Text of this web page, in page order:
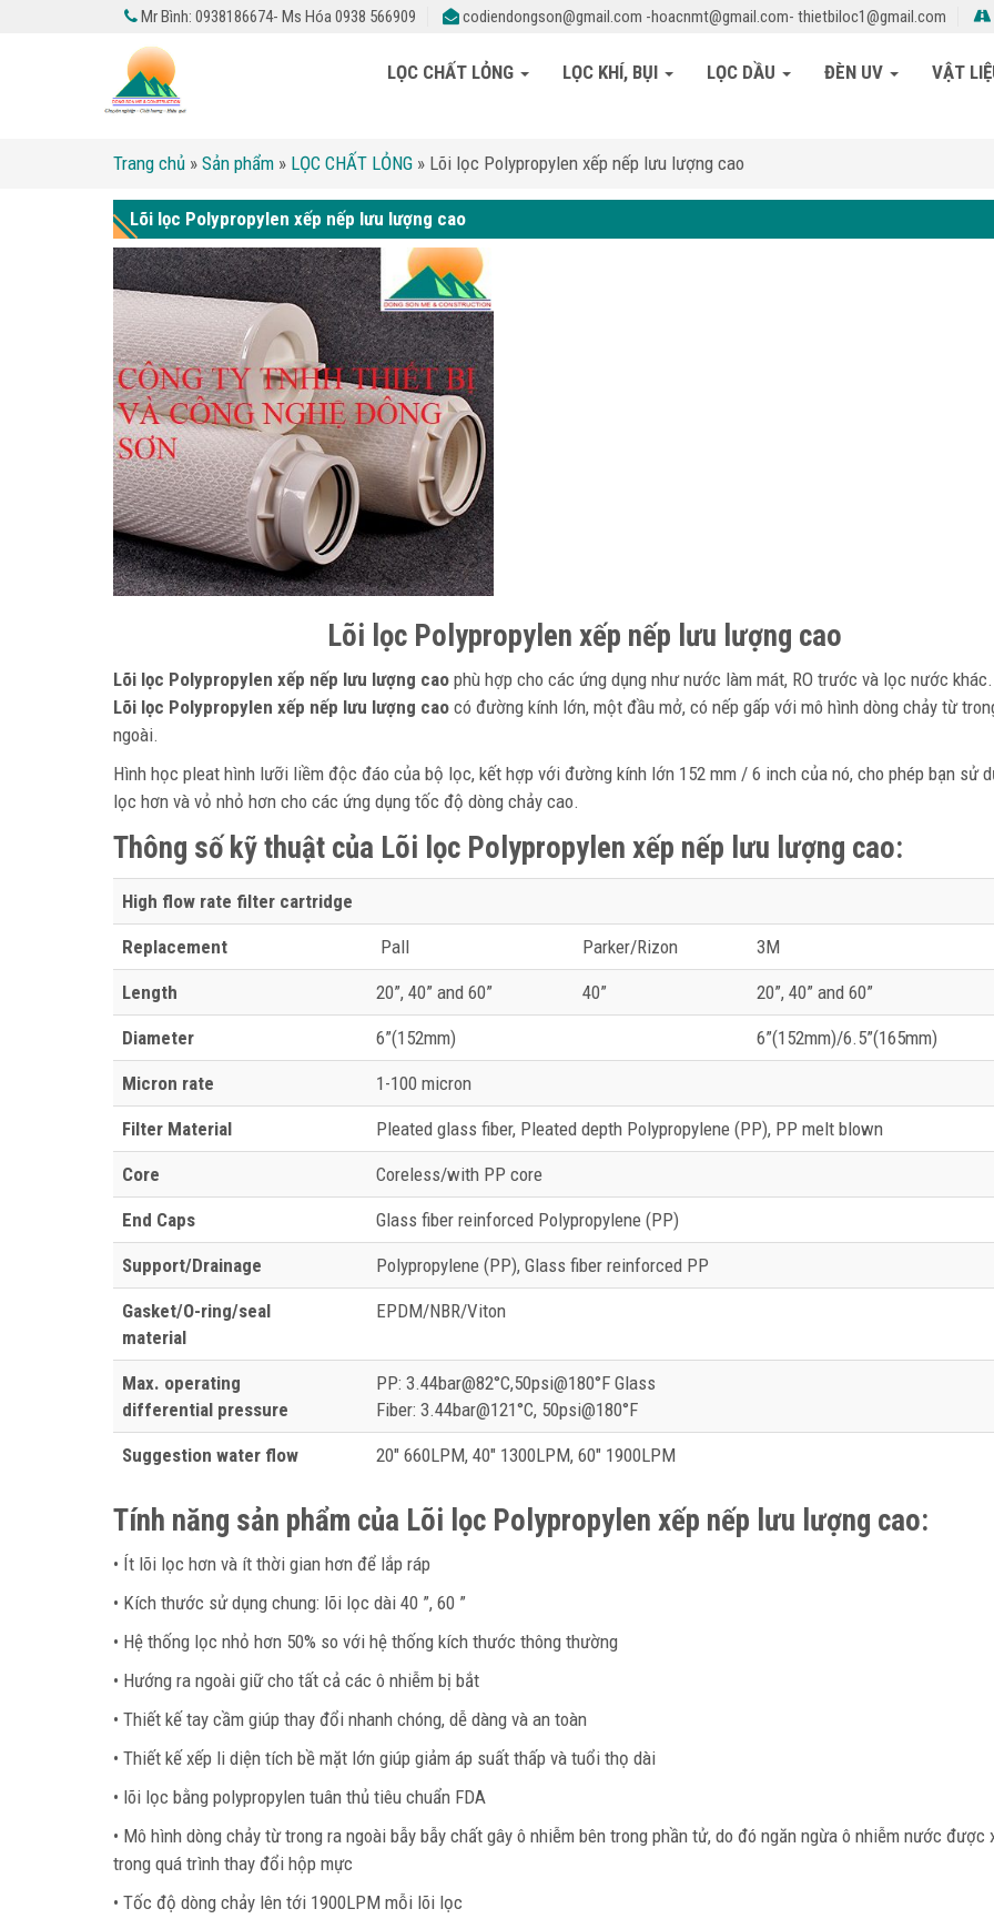
Mr Bình: 0938186674- Ms Hóa 0938 566909 codiendongson@gmail.com -hoacnmt@gmail.com- thietbiloc1@gmail.com
LỌC CHẤT LỎNG LỌC KHÍ, BỤI LỌC DẦU ĐÈN UV VẬT
Trang chủ » Sản phẩm » LỌC CHẤT LỎNG » Lõi lọc Polypropylen xếp nếp lưu lượng cao
Lõi lọc Polypropylen xếp nếp lưu lượng cao
Lõi lọc Polypropylen xếp nếp lưu lượng cao
Lõi lọc Polypropylen xếp nếp lưu lượng cao phù hợp cho các ứng dụng như nước làm mát, RO trước và lọc nước
Lõi lọc Polypropylen xếp nếp lưu lượng cao có đường kính lớn, một đầu mở, có nếp gấp với mô hình dòng chảy từ
ngoài.
Hình học pleat hình lưỡi liềm độc đáo của bộ lọc, kết hợp với đường kính lớn 152 mm / 6 inch của nó, cho phép bạn sử
lọc hơn và vỏ nhỏ hơn cho các ứng dụng tốc độ dòng chảy cao.
Thông số kỹ thuật của Lõi lọc Polypropylen xếp nếp lưu lượng cao:
High flow rate filter cartridge
Replacement Pall Parker/Rizon 3M
Length 20”, 40” and 60” 40” 20”, 40” and 60”
Diameter 6”(152mm) 6”(152mm)/6.5”(165mm)
Micron rate 1-100 micron
Filter Material Pleated glass fiber, Pleated depth Polypropylene (PP), PP melt blown
Core Coreless/with PP core
End Caps Glass fiber reinforced Polypropylene (PP)
Support/Drainage Polypropylene (PP), Glass fiber reinforced PP
Gasket/O-ring/seal
material
EPDM/NBR/Viton
Max. operating
differential pressure
PP: 3.44bar@82°C,50psi@180°F Glass
Fiber: 3.44bar@121°C, 50psi@180°F
Suggestion water flow 20″ 660LPM, 40″ 1300LPM, 60″ 1900LPM
Tính năng sản phẩm của Lõi lọc Polypropylen xếp nếp lưu lượng cao:
• Ít lõi lọc hơn và ít thời gian hơn để lắp ráp
• Kích thước sử dụng chung: lõi lọc dài 40 ”, 60 ”
• Hệ thống lọc nhỏ hơn 50% so với hệ thống kích thước thông thường
• Hướng ra ngoài giữ cho tất cả các ô nhiễm bị bắt
• Thiết kế tay cầm giúp thay đổi nhanh chóng, dễ dàng và an toàn
• Thiết kế xếp li diện tích bề mặt lớn giúp giảm áp suất thấp và tuổi thọ dài
• lõi lọc bằng polypropylen tuân thủ tiêu chuẩn FDA
• Mô hình dòng chảy từ trong ra ngoài bẫy bẫy chất gây ô nhiễm bên trong phần tử, do đó ngăn ngừa ô nhiễm nước được
trong quá trình thay đổi hộp mực
• Tốc độ dòng chảy lên tới 1900LPM mỗi lõi lọc